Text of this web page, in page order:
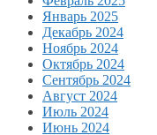
Январь 2025
Декабрь 2024
Ноябрь 2024
Октябрь 2024
Сентябрь 2024
Август 2024
Июль 2024
Июнь 2024